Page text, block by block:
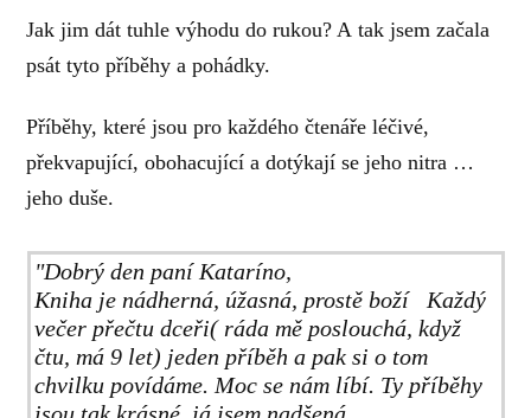
Jak jim dát tuhle výhodu do rukou? A tak jsem začala
psát tyto příběhy a pohádky.
Příběhy, které jsou pro každého čtenáře léčivé,
překvapující, obohacující a dotýkají se jeho nitra …
jeho duše.
"Dobrý den paní Kataríno,
Kniha je nádherná, úžasná, prostě boží Každý
večer přečtu dceři( ráda mě poslouchá, když
čtu, má 9 let) jeden příběh a pak si o tom
chvilku povídáme. Moc se nám líbí. Ty příběhy
jsou tak krásné, já jsem nadšená.